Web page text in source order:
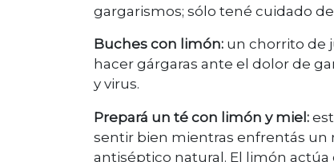
gargarismos; sólo tené cuidado
Buches con limón: un chorrito de
hacer gárgaras ante el dolor de
y virus.
Prepará un té con limón y miel:
sentir bien mientras enfrentás un
antiséptico natural. El limón